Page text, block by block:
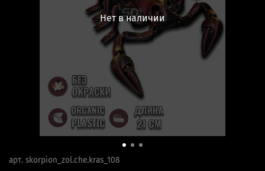
Нет в наличии
арт. skorpion_zol.che.kras_108